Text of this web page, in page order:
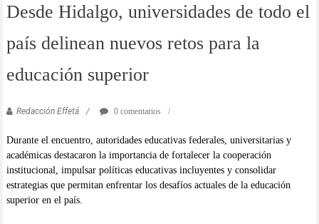
Desde Hidalgo, universidades de todo el
país delinean nuevos retos para la
educación superior
Redacción Effetá 0 comentarios
Durante el encuentro, autoridades educativas federales, universitarias y
académicas destacaron la importancia de fortalecer la cooperación
institucional, impulsar políticas educativas incluyentes y consolidar
estrategias que permitan enfrentar los desafíos actuales de la educación
superior en el país.